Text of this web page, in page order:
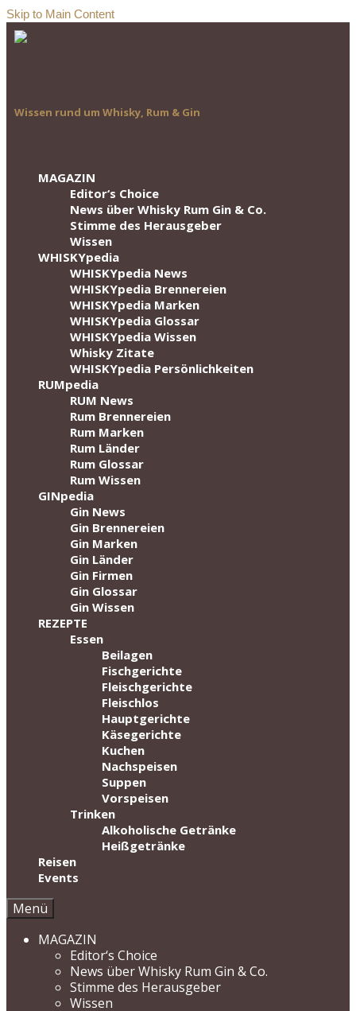
Skip to Main Content
Wissen rund um Whisky, Rum & Gin
MAGAZIN
Editor‘s Choice
News über Whisky Rum Gin & Co.
Stimme des Herausgeber
Wissen
WHISKYpedia
WHISKYpedia News
WHISKYpedia Brennereien
WHISKYpedia Marken
WHISKYpedia Glossar
WHISKYpedia Wissen
Whisky Zitate
WHISKYpedia Persönlichkeiten
RUMpedia
RUM News
Rum Brennereien
Rum Marken
Rum Länder
Rum Glossar
Rum Wissen
GINpedia
Gin News
Gin Brennereien
Gin Marken
Gin Länder
Gin Firmen
Gin Glossar
Gin Wissen
REZEPTE
Essen
Beilagen
Fischgerichte
Fleischgerichte
Fleischlos
Hauptgerichte
Käsegerichte
Kuchen
Nachspeisen
Suppen
Vorspeisen
Trinken
Alkoholische Getränke
Heißgetränke
Reisen
Events
Menü
MAGAZIN
Editor‘s Choice
News über Whisky Rum Gin & Co.
Stimme des Herausgeber
Wissen